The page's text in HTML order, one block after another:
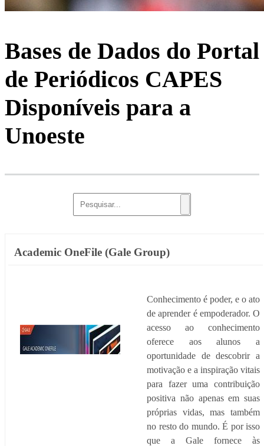
Bases de Dados do Portal
de Periódicos CAPES
Disponíveis para a
Unoeste
Academic OneFile (Gale Group)
Conhecimento é poder, e o ato
de aprender é empoderador. O
acesso ao conhecimento
oferece aos alunos a
oportunidade de descobrir a
motivação e a inspiração vitais
para fazer uma contribuição
positiva não apenas em suas
próprias vidas, mas também
no resto do mundo. É por isso
que a Gale fornece às